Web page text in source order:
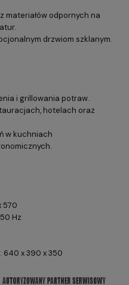
materiałów odpornych na
drzwiom szklanym.
i grillowania potraw.
hotelach oraz
w kuchniach
570
Hz
640 x 390 x 350